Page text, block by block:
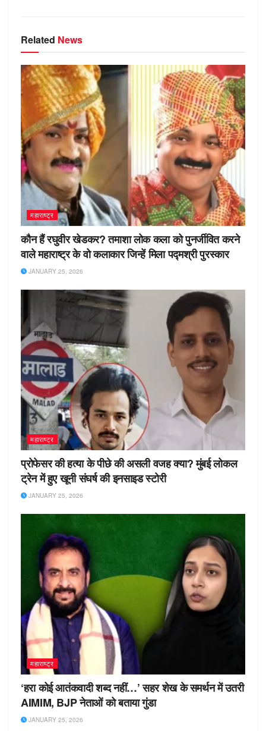
Related News
महाराष्ट्र
कौन हैं रघुवीर खेडकर? तमाशा लोक कला को पुनर्जीवित करने
वाले महाराष्ट्र के वो कलाकार जिन्हें मिला पद्मश्री पुरस्कार
JANUARY 25, 2026
महाराष्ट्र
प्रोफेसर की हत्या के पीछे की असली वजह क्या? मुंबई लोकल
ट्रेन में हुए खूनी संघर्ष की इनसाइड स्टोरी
JANUARY 25, 2026
महाराष्ट्र
‘हरा कोई आतंकवादी शब्द नहीं…’ सहर शेख के समर्थन में उतरी
AIMIM, BJP नेताओं को बताया गुंडा
JANUARY 25, 2026